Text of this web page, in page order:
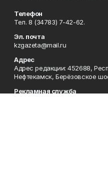
Телефон
Тел. 8 (34783) 7-42-62.
Эл. почта
kzgazeta@mail.ru
Адрес
Адрес редакции: 452688,
Нефтекамск, Берёзовское
Рекламная служба